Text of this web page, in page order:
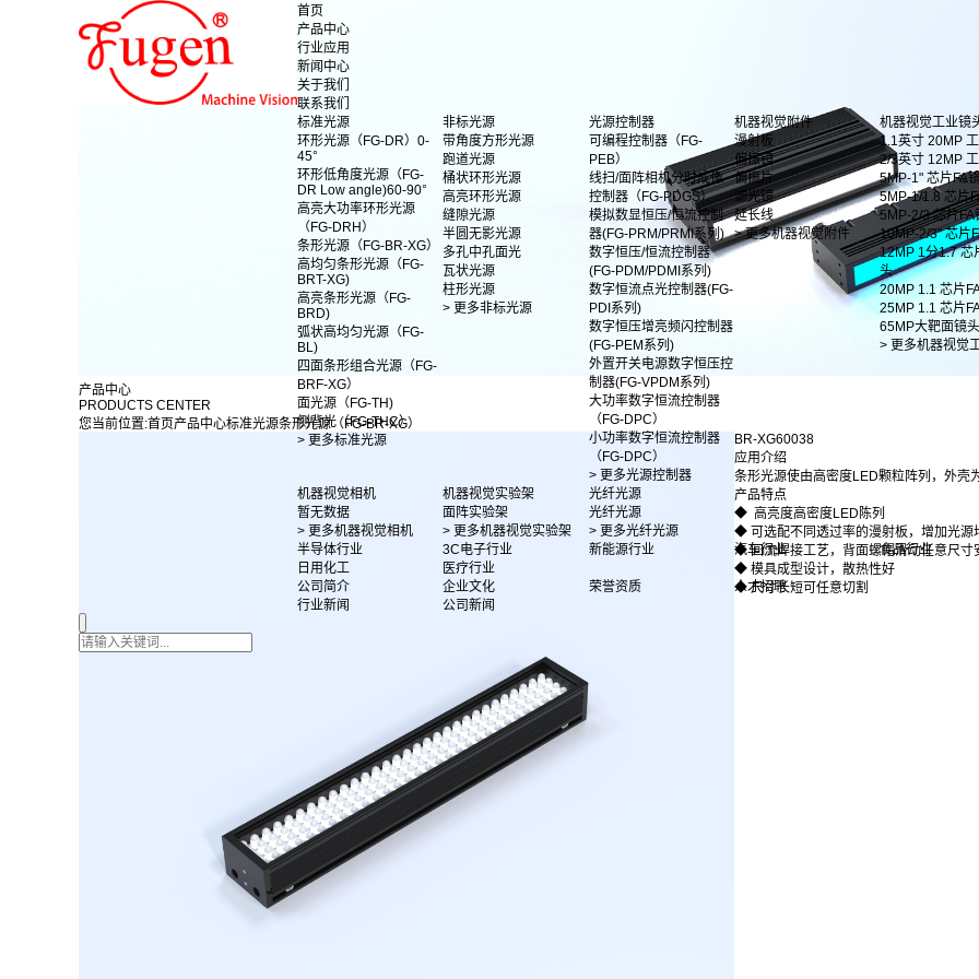
首页
产品中心
行业应用
新闻中心
关于我们
联系我们
标准光源
环形光源（FG-DR）0-
45°
环形低角度光源（FG-
DR Low angle)60-90°
高亮大功率环形光源
（FG-DRH）
条形光源（FG-BR-XG）
高均匀条形光源（FG-
BRT-XG)
高亮条形光源（FG-
BRD)
弧状高均匀光源（FG-
BL)
四面条形组合光源（FG-
BRF-XG）
面光源（FG-TH)
侧背光（FG-THC）
> 更多标准光源
非标光源
带角度方形光源
跑道光源
桶状环形光源
高亮环形光源
缝隙光源
半圆无影光源
多孔中孔面光
瓦状光源
柱形光源
> 更多非标光源
光源控制器
可编程控制器（FG-
PEB）
线扫/面阵相机分时成像
控制器（FG-PDGS）
模拟数显恒压/恒流控制
器(FG-PRM/PRMI系列)
数字恒压/恒流控制器
(FG-PDM/PDMI系列)
数字恒流点光控制器(FG-
PDI系列)
数字恒压增亮频闪控制器
(FG-PEM系列)
外置开关电源数字恒压控
制器(FG-VPDM系列)
大功率数字恒流控制器
（FG-DPC）
小功率数字恒流控制器
（FG-DPC）
> 更多光源控制器
机器视觉附件
漫射板
偏振镜
偏振片
滤光镜
延长线
> 更多机器视觉附件
机器视觉工业镜
1.1英寸 20MP
2/3英寸 12MP
5MP-1" 芯片FA
5MP-1/1.8 芯片
5MP-2/3 芯片FA
10MP-2/3" 芯片
12MP 1分1.7 芯
头
20MP 1.1 芯片
25MP 1.1 芯片
65MP大靶面镜头
> 更多机器视觉
机器视觉相机
暂无数据
> 更多机器视觉相机
机器视觉实验架
面阵实验架
> 更多机器视觉实验架
光纤光源
光纤光源
> 更多光纤光源
半导体行业
3C电子行业 新能源行业 汽车行业 食品行业
日用化工
医疗行业
公司简介
企业文化 荣誉资质
人才招聘
行业新闻
公司新闻
产品中心
PRODUCTS CENTER
您当前位置:首页产品中心标准光源条形光源（FG-BR-XG）
BR-XG60038
应用介绍
条形光源使由高密度LED颗粒阵列，外壳
产品特点
◆ 高亮度高密度LED陈列
◆ 可选配不同透过率的漫射板，增加光源
◆ 回流焊接工艺，背面螺帽滑动任意尺寸
◆ 模具成型设计，散热性好
◆ 尺寸长短可任意切割